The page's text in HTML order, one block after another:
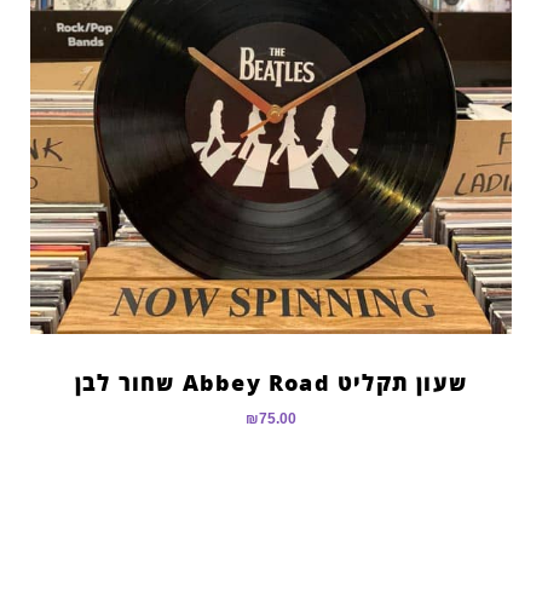
שעון תקליט Abbey Road שחור לבן
₪75.00